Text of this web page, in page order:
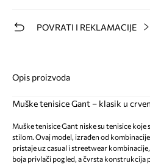
POVRATI I REKLAMACIJE
Opis proizvoda
Muške tenisice Gant – klasik u
Muške tenisice Gant niske su tenisice
stilom. Ovaj model, izrađen od
pristaje uz casual i streetwear
boja privlači pogled, a čvrsta